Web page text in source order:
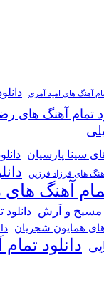
آهنگ های امید آمری
تمام آهنگ های
سینا پارسیان
آهنگ های فرزاد فرزین
تمام آهنگ
مسیح و آرش
های همایون شجریان
دانلود